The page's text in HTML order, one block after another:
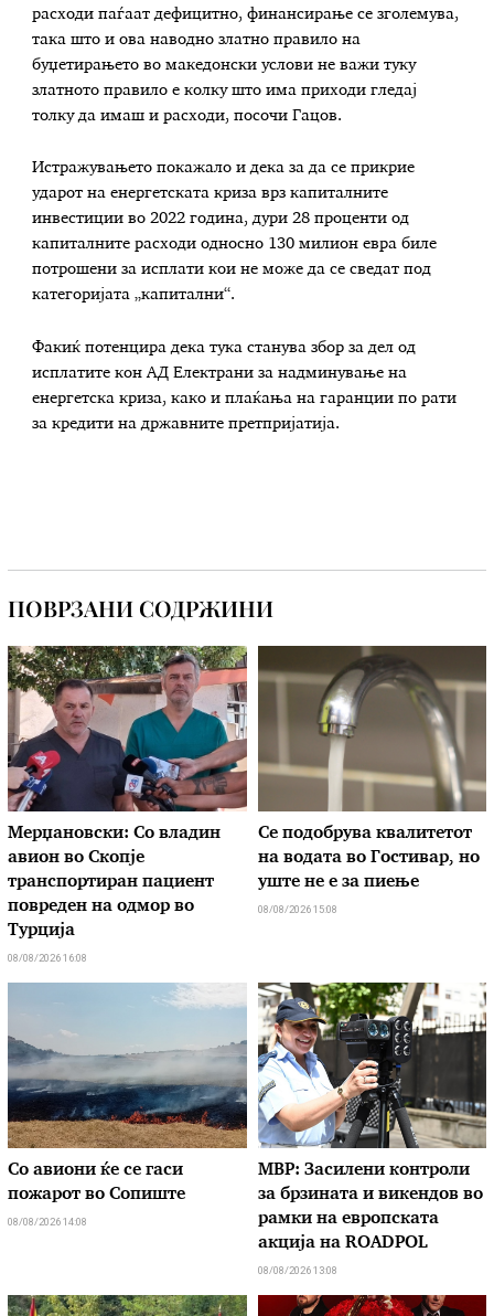
расходи паѓаат дефицитно, финансирање се зголемува,
така што и ова наводно златно правило на
буџетирањето во македонски услови не важи туку
златното правило е колку што има приходи гледај
толку да имаш и расходи, посочи Гацов.
Истражувањето покажало и дека за да се прикрие
ударот на енергетската криза врз капиталните
инвестиции во 2022 година, дури 28 проценти од
капиталните расходи односно 130 милион евра биле
потрошени за исплати кои не може да се сведат под
категоријата „капитални“.
Факиќ потенцира дека тука станува збор за дел од
исплатите кон АД Електрани за надминување на
енергетска криза, како и плаќања на гаранции по рати
за кредити на државните претпријатија.
ПОВРЗАНИ СОДРЖИНИ
Мерџановски: Со владин
авион во Скопје
транспортиран пациент
повреден на одмор во
Турција
08/08/2026 16:08
Се подобрува квалитетот
на водата во Гостивар, но
уште не е за пиење
08/08/2026 15:08
Со авиони ќе се гаси
пожарот во Сопиште
08/08/2026 14:08
МВР: Засилени контроли
за брзината и викендов во
рамки на европската
акција на ROADPOL
08/08/2026 13:08